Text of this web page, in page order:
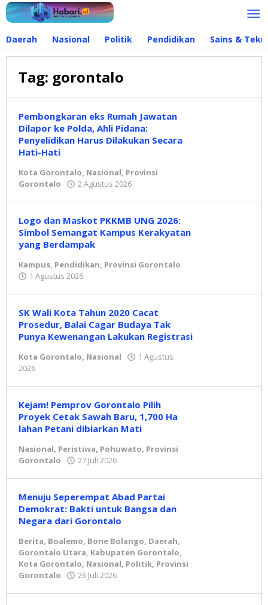
Lewati
ke
Daerah Nasional Politik Pendidikan Sains &
Tag: gorontalo
Pembongkaran eks Rumah Jawatan
Dilapor ke Polda, Ahli Pidana:
Penyelidikan Harus Dilakukan Secara
Hati-Hati
Kota Gorontalo, Nasional, Provinsi
Gorontalo
2 Agustus 2026
Logo dan Maskot PKKMB UNG 2026:
Simbol Semangat Kampus Kerakyatan
yang Berdampak
Kampus, Pendidikan, Provinsi Gorontalo
1 Agustus 2026
SK Wali Kota Tahun 2020 Cacat
Prosedur, Balai Cagar Budaya Tak
Punya Kewenangan Lakukan Registrasi
Kota Gorontalo, Nasional
1 Agustus
2026
Kejam! Pemprov Gorontalo Pilih
Proyek Cetak Sawah Baru, 1,700 Ha
lahan Petani dibiarkan Mati
Nasional, Peristiwa, Pohuwato, Provinsi
Gorontalo
27 Juli 2026
Menuju Seperempat Abad Partai
Demokrat: Bakti untuk Bangsa dan
Negara dari Gorontalo
Berita, Boalemo, Bone Bolango, Daerah,
Gorontalo Utara, Kabupaten Gorontalo,
Kota Gorontalo, Nasional, Politik, Provinsi
Gorontalo
26 Juli 2026